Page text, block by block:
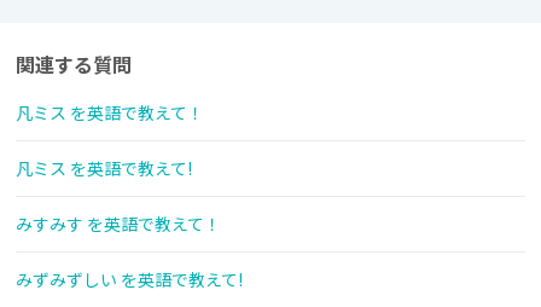
関連する質問
凡ミス を英語で教えて！
凡ミス を英語で教えて!
みすみす を英語で教えて！
みずみずしい を英語で教えて!